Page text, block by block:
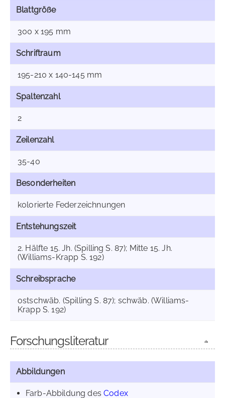
Blattgröße
300 x 195 mm
Schriftraum
195-210 x 140-145 mm
Spaltenzahl
2
Zeilenzahl
35-40
Besonderheiten
kolorierte Federzeichnungen
Entstehungszeit
2. Hälfte 15. Jh. (Spilling S. 87); Mitte 15. Jh.
(Williams-Krapp S. 192)
Schreibsprache
ostschwäb. (Spilling S. 87); schwäb. (Williams-
Krapp S. 192)
Forschungsliteratur
Abbildungen
Farb-Abbildung desCodex